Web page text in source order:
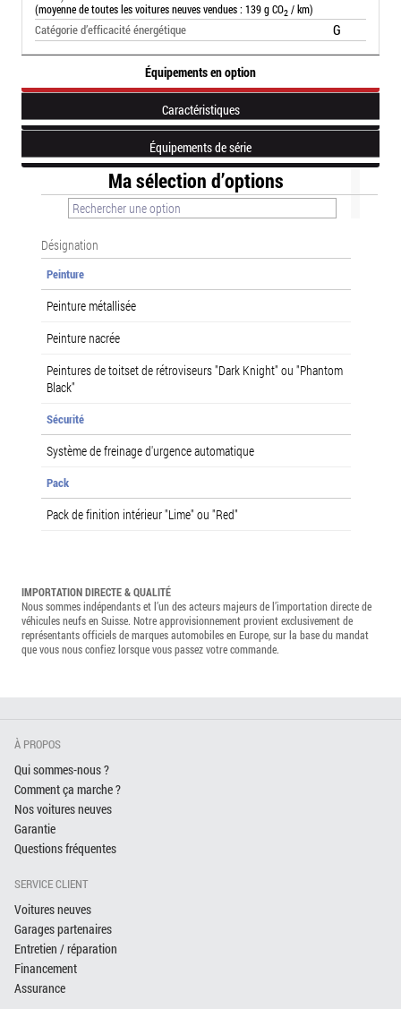
Équipements en option
Caractéristiques
Équipements de série
Ma sélection d’options
Désignation
Peinture
Peinture métallisée
Peinture nacrée
Peintures de toitset de rétroviseurs "Dark Knight" ou "Phantom
Black"
Sécurité
Système de freinage d'urgence automatique
Pack
Pack de finition intérieur "Lime" ou "Red"
(moyenne de toutes les voitures neuves vendues : 139 g CO2 / km)
Catégorie d’efficacité énergétique G
IMPORTATION DIRECTE & QUALITÉ
Nous sommes indépendants et l’un des acteurs majeurs de l’importation directe de
véhicules neufs en Suisse. Notre approvisionnement provient exclusivement de
représentants officiels de marques automobiles en Europe, sur la base du mandat
que vous nous confiez lorsque vous passez votre commande.
À PROPOS
Qui sommes-nous ?
Comment ça marche ?
Nos voitures neuves
Garantie
Questions fréquentes
SERVICE CLIENT
Voitures neuves
Garages partenaires
Entretien / réparation
Financement
Assurance